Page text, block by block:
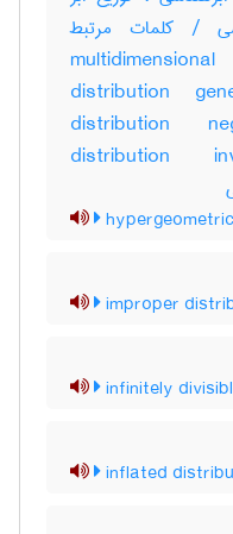
/ کلمات مرتبط
distribution
distribution
distribution
improper
infinitely
inflated